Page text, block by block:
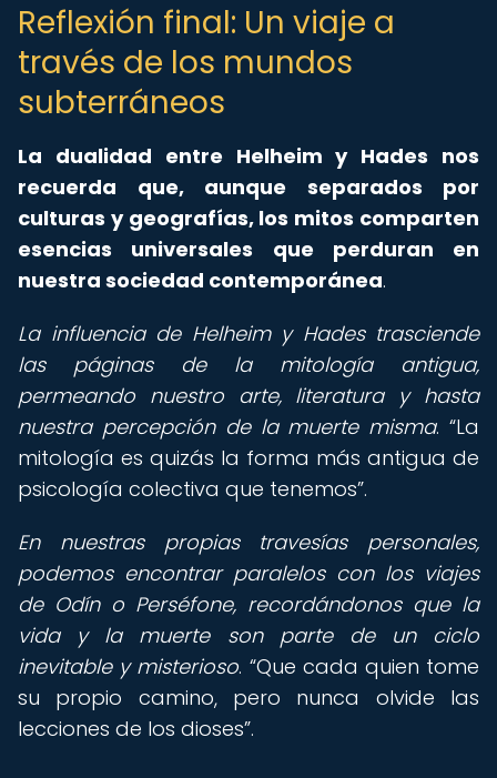
Reflexión final: Un viaje a
través de los mundos
subterráneos
La dualidad entre Helheim y Hades nos
recuerda que, aunque separados por
culturas y geografías, los mitos comparten
esencias universales que perduran en
nuestra sociedad contemporánea.
La influencia de Helheim y Hades trasciende
las páginas de la mitología antigua,
permeando nuestro arte, literatura y hasta
nuestra percepción de la muerte misma. La
mitología es quizás la forma más antigua de
psicología colectiva que tenemos .
En nuestras propias travesías personales,
podemos encontrar paralelos con los viajes
de Odín o Perséfone, recordándonos que la
vida y la muerte son parte de un ciclo
inevitable y misterioso. Que cada quien tome
su propio camino, pero nunca olvide las
lecciones de los dioses .